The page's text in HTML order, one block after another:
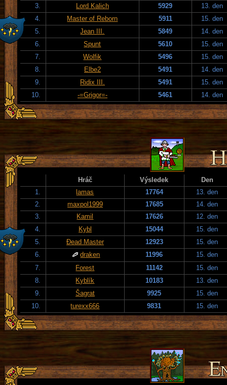
3.
Lord Kalich 5929
13. den
4.
Master of Reborn 5911
15. den
5.
Jean III. 5849
14. den
6.
Spunt 5610
15. den
7.
Wolfik 5496
15. den
8.
Elbe2 5491
14. den
9.
Ridix III. 5491
15. den
10.
-=Grigor=- 5461 14. den
Hráč Výsledek
Den
1.
lamas 17764
13. den
2.
maxpol1999 17685
14. den
3.
Kamil 17626
12. den
4.
Kybl 15044
15. den
5.
Đead Master 12923
15. den
6.
draken 11996
15. den
7.
Forest 11142
15. den
8.
Kyblík 10183
13. den
9.
Šagrat 9925
15. den
10.
turexx666 9831 15. den